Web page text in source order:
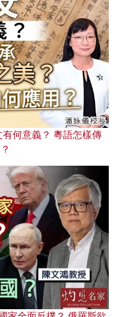
何意義？ 粵語怎樣傳